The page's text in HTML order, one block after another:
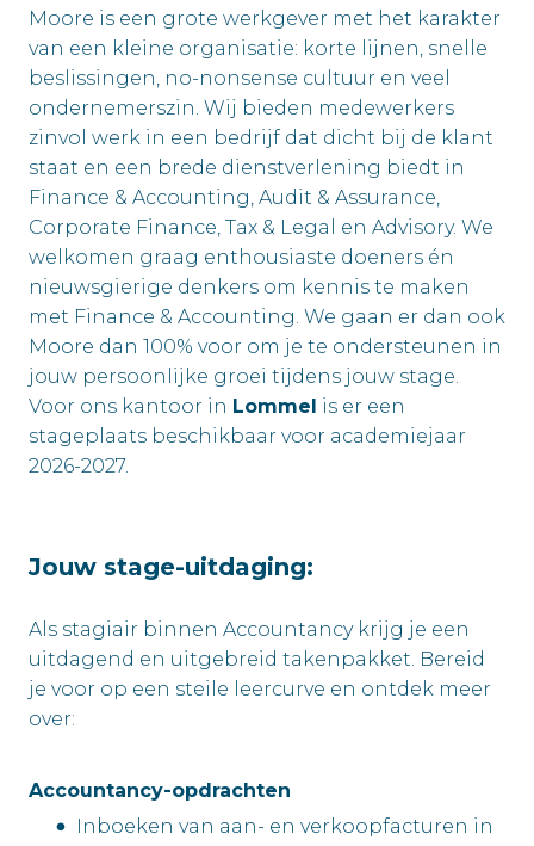
Moore is een grote werkgever met het karakter
van een kleine organisatie: korte lijnen, snelle
beslissingen, no-nonsense cultuur en veel
ondernemerszin. Wij bieden medewerkers
zinvol werk in een bedrijf dat dicht bij de klant
staat en een brede dienstverlening biedt in
Finance & Accounting, Audit & Assurance,
Corporate Finance, Tax & Legal en Advisory. We
welkomen graag enthousiaste doeners én
nieuwsgierige denkers om kennis te maken
met Finance & Accounting. We gaan er dan ook
Moore dan 100% voor om je te ondersteunen in
jouw persoonlijke groei tijdens jouw stage.
Voor ons kantoor in Lommel
is er een
stageplaats beschikbaar voor academiejaar
2026-2027.
Jouw stage-uitdaging:
Als stagiair binnen Accountancy krijg je een
uitdagend en uitgebreid takenpakket. Bereid
je voor op een steile leercurve en ontdek meer
over:
Accountancy-opdrachten
Inboeken van aan- en verkoopfacturen in